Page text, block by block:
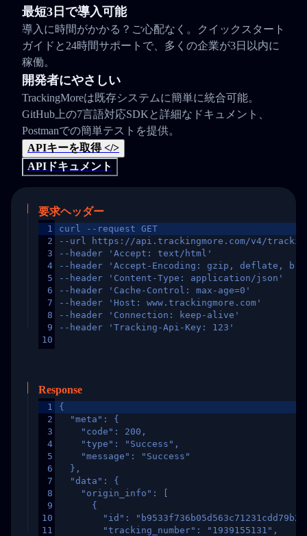
最短3日で導入可能
導入に時間がかかる？ご心配なく。クイックスタート
ガイドと24時間サポートで、多くの企業が3日以内に
稼働。
開発者にやさしい
TrackingMoreは既存システムに簡単に統合可能。
GitHub上の7言語対応SDKと詳細なドキュメント、
Postmanでの簡単テストを提供。
APIキーを取得 </>
APIドキュメント
要求ヘッダー
1
2
3
4
5
6
7
8
9
10
curl --request GET
--url https://api.trackingmore.com/v4/trackings/
--header 'Accept: text/html'
--header 'Accept-Encoding: gzip, deflate,
--header 'Content-Type: application/json'
--header 'Cache-Control: max-age=0'
--header 'Host: www.trackingmore.com'
--header 'Connection: keep-alive'
--header 'Tracking-Api-Key: 123'
Response
1
2
3
4
5
6
7
8
9
10
11
{
  "meta": {
    "code": 200,
    "type": "Success",
    "message": "Success"
  },
  "data": {
    "origin_info": [
      {
"id":
        "tracking_number": "1939155131",